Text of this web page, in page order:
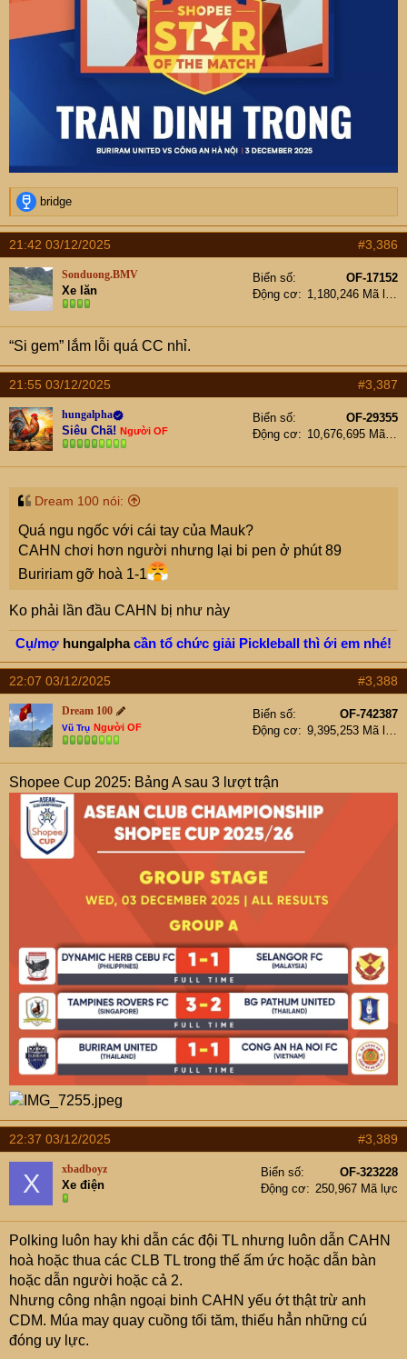
R
e
a
c
t
i
o
n
s
:
bridge
21:42 03/12/2025 #3,386
Sonduong.BMV
Xe lăn
Biển số
OF-17152
Động cơ
1,180,246 Mã lực
“Si gem” lắm lỗi quá CC nhỉ.
21:55 03/12/2025 #3,387
hungalpha
Siêu Chã! Người OF
Biển số
OF-29355
Động cơ
10,676,695 Mã lực
Dream 100 nói:
Quá ngu ngốc với cái tay của Mauk?
CAHN chơi hơn người nhưng lại bi pen ở phút 89
Buririam gỡ hoà 1-1
Ko phải lần đầu CAHN bị như này
Cụ/mợ hungalphacần tổ chức giải Pickleball thì ới em nhé!
22:07 03/12/2025 #3,388
Dream 100
Vũ Trụ Người OF
Biển số
OF-742387
Động cơ
9,395,253 Mã lực
Shopee Cup 2025: Bảng A sau 3 lượt trận
22:37 03/12/2025 #3,389
X xbadboyz
Xe điện
Biển số
OF-323228
Động cơ
250,967 Mã lực
Polking luôn hay khi dẫn các đội TL nhưng luôn dẫn CAHN
hoà hoặc thua các CLB TL trong thế ấm ức hoặc dẫn bàn
hoặc dẫn người hoặc cả 2.
Nhưng công nhận ngoại binh CAHN yếu ớt thật trừ anh
CDM. Múa may quay cuồng tối tăm, thiếu hẳn những cú
đóng uy lực.